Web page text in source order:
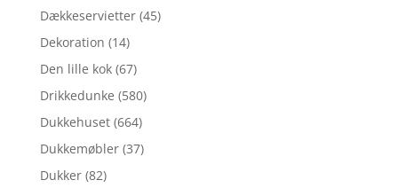
Dækkeservietter (45)
Dekoration (14)
Den lille kok (67)
Drikkedunke (580)
Dukkehuset (664)
Dukkemøbler (37)
Dukker (82)